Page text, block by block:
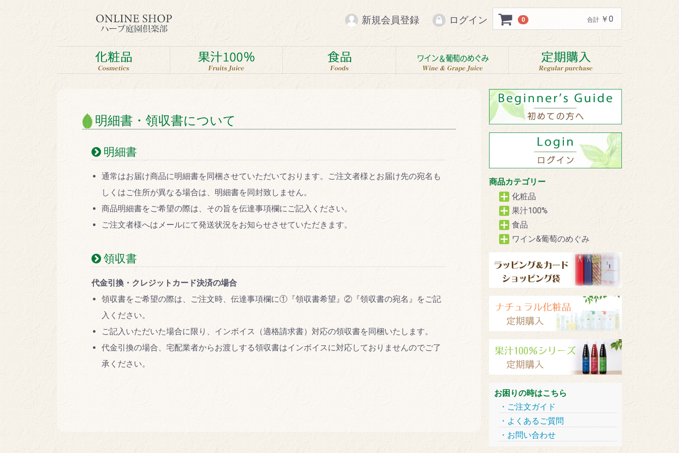
0 合計 ￥0
新規会員登録 ログイン
明細書・領収書について
明細書
通常はお届け商品に明細書を同梱させていただいております。ご注文者様とお届け先の宛名も
しくはご住所が異なる場合は、明細書を同封致しません。
商品明細書をご希望の際は、その旨を伝達事項欄にご記入ください。
ご注文者様へはメールにて発送状況をお知らせさせていただきます。
領収書
代金引換・クレジットカード決済の場合
領収書をご希望の際は、ご注文時、伝達事項欄に①『領収書希望』②『領収書の宛名』をご記
入ください。
ご記入いただいた場合に限り、インボイス（適格請求書）対応の領収書を同梱いたします。
代金引換の場合、宅配業者からお渡しする領収書はインボイスに対応しておりませんのでご了
承ください。
商品カテゴリー
化粧品
果汁100%
食品
ワイン&葡萄のめぐみ
お困りの時はこちら
ご注文ガイド
よくあるご質問
お問い合わせ